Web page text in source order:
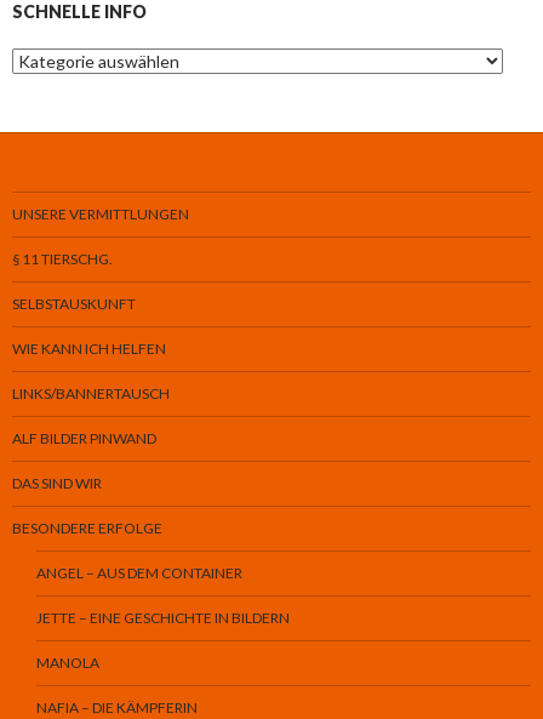
SCHNELLE INFO
Schnelle
Info
UNSERE VERMITTLUNGEN
§ 11 TIERSCHG.
SELBSTAUSKUNFT
WIE KANN ICH HELFEN
LINKS/BANNERTAUSCH
ALF BILDER PINWAND
DAS SIND WIR
BESONDERE ERFOLGE
ANGEL – AUS DEM CONTAINER
JETTE – EINE GESCHICHTE IN BILDERN
MANOLA
NAFIA – DIE KÄMPFERIN